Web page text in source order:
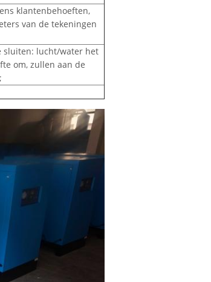
klantenbehoeften,
van de tekeningen
sluiten: lucht/water het
om, zullen aan de